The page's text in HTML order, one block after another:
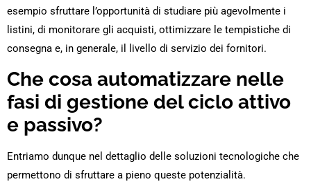
esempio sfruttare l’opportunità di studiare più agevolmente i
listini, di monitorare gli acquisti, ottimizzare le tempistiche di
consegna e, in generale, il livello di servizio dei fornitori.
Che cosa automatizzare nelle
fasi di gestione del ciclo attivo
e passivo?
Entriamo dunque nel dettaglio delle soluzioni tecnologiche che
permettono di sfruttare a pieno queste potenzialità.